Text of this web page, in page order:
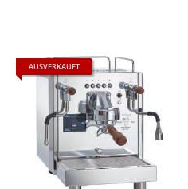
AUSVERKAUFT